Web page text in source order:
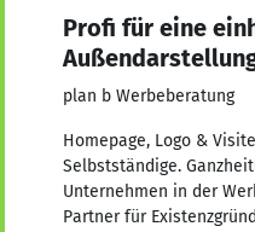
Profi für eine
plan b Werbeberatung
Homepage, Logo &
Selbstständige.
Unternehmen in der
Partner für